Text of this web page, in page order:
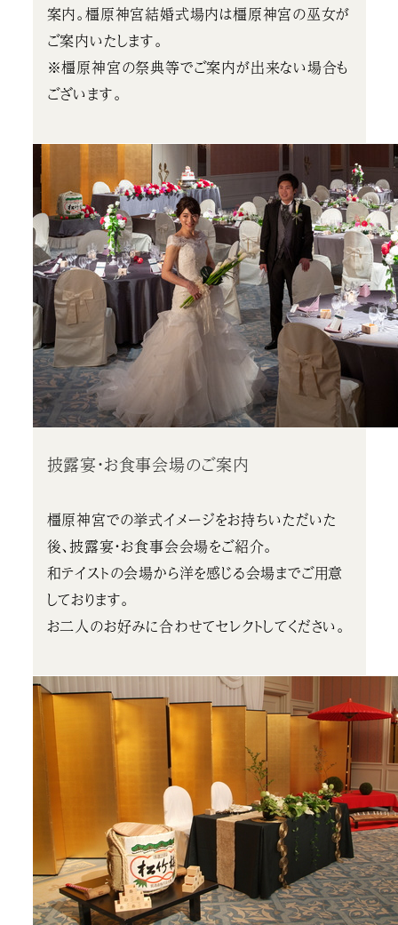
案内。橿原神宮結婚式場内は橿原神宮の巫女が
ご案内いたします。
※橿原神宮の祭典等でご案内が出来ない場合も
ございます。
披露宴・お食事会場のご案内
橿原神宮での挙式イメージをお持ちいただいた
後、披露宴・お食事会会場をご紹介。
和テイストの会場から洋を感じる会場までご用意
しております。
お二人のお好みに合わせてセレクトしてください。